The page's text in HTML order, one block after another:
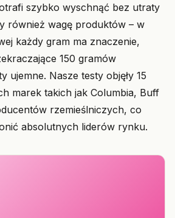
szybko wyschnąć bez utraty
również wagę produktów – w
każdy gram ma znaczenie,
150 gramów
ujemne. Nasze testy objęły 15
marek takich jak Columbia, Buff
rzemieślniczych, co
absolutnych liderów rynku.